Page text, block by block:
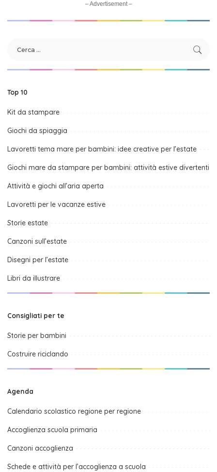
– Advertisement –
Top 10
Kit da stampare
Giochi da spiaggia
Lavoretti tema mare per bambini: idee creative per l’estate
Giochi mare da stampare per bambini: attività estive divertenti
Attività e giochi all’aria aperta
Lavoretti per le vacanze estive
Storie estate
Canzoni sull’estate
Disegni per l’estate
Libri da illustrare
Consigliati per te
Storie per bambini
Costruire riciclando
Agenda
Calendario scolastico regione per regione
Accoglienza scuola primaria
Canzoni accoglienza
Schede e attività per l’accoglienza a scuola